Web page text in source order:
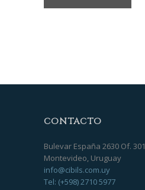
CONTACTO
Bulevar España 2630 Of. 301
Montevideo, Uruguay
info@cibils.com.uy
Tel: (+598) 2710 5977